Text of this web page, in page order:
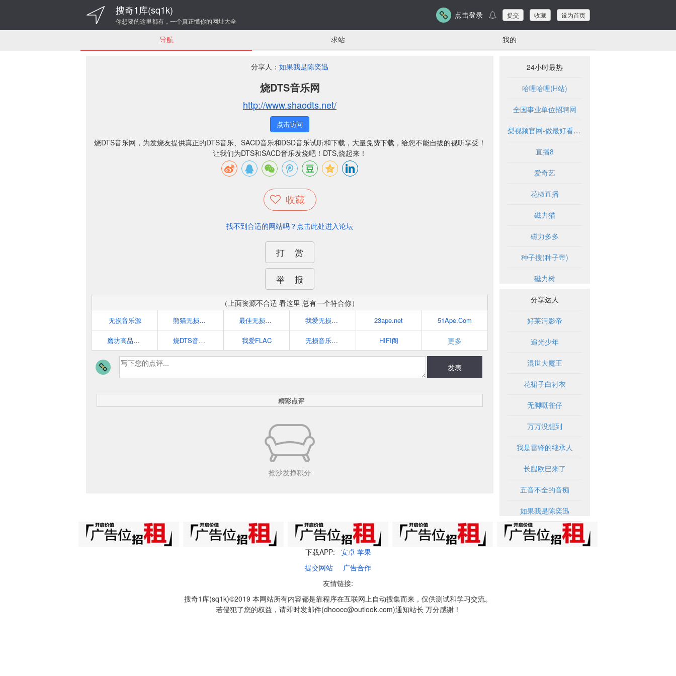
搜奇1库(sq1k)
你想要的这里都有，一个真正懂你的网址大全
点击登录 提交 收藏 设为首页
导航 求站 我的
分享人： 如果我是陈奕迅
烧DTS音乐网
http://www.shaodts.net/
点击访问
烧DTS音乐网，为发烧友提供真正的DTS音乐、SACD音乐和DSD音乐试听和下载，大量免费下载，给您不能自拔的视听享受！
让我们为DTS和SACD音乐发烧吧！DTS,烧起来！
收藏
找不到合适的网站吗？点击此处进入论坛
打 赏
举 报
（上面资源不合适 看这里 总有一个符合你）
无损音乐源 熊猫无损音乐 最佳无损音乐殿堂 我爱无损音乐网(52wusun.com) 23ape.net 51Ape.Com
磨坊高品质音乐论坛-提供各种无损音乐下载 烧DTS音乐网 我爱FLAC 无损音乐_尽在ape-flac.com HIFI阁 更多
发表
精彩点评
抢沙发挣积分
24小时最热
哈哩哈哩(H站)
全国事业单位招聘网
梨视频官网-做最好看的资讯短视频-Pear Video
直播8
爱奇艺
花椒直播
磁力猫
磁力多多
种子搜(种子帝)
磁力树
分享达人
好莱污影帝
追光少年
混世大魔王
花裙子白衬衣
无脚嘅雀仔
万万没想到
我是雷锋的继承人
长腿欧巴来了
五音不全的音痴
如果我是陈奕迅
下载APP: 安卓 苹果
提交网站
广告合作
友情链接:
搜奇1库(sq1k)©2019 本网站所有内容都是靠程序在互联网上自动搜集而来，仅供测试和学习交流。
若侵犯了您的权益，请即时发邮件(dhoocc@outlook.com)通知站长 万分感谢！